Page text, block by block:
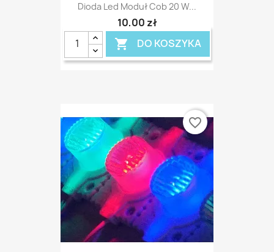
Dioda Led Moduł Cob 20 W...
10,00 zł
 DO KOSZYKA
favorite_border